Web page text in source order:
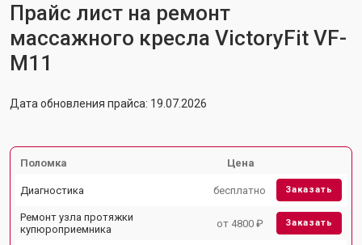
Прайс лист на ремонт
массажного кресла VictoryFit VF-
M11
Дата обновления прайса: 19.07.2026
Поломка Цена
Диагностика бесплатно Заказать
Ремонт узла протяжки
купюроприемника
от 4800 ₽ Заказать